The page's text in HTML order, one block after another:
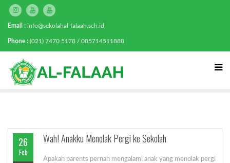
Email : info@sekolahal-falaah.sch.id
Phone : (021) 7470 5178 / 085714511888
26
Feb
Wah! Anakku Menolak Pergi ke Sekolah
Apakah parents pernah mengalami anak yang menolak pergi